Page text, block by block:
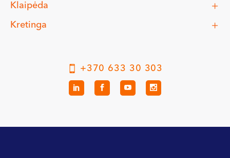
Klaipėda
Kretinga
+370 633 30 303